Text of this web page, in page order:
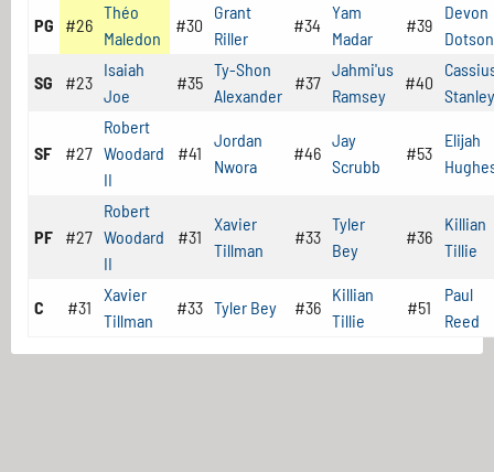
PG #26
Théo
Maledon
#30
Grant
Riller
#34
Yam
Madar
#39
Devon
Dotson
SG #23
Isaiah
Joe
#35
Ty-Shon
Alexander
#37
Jahmi'us
Ramsey
#40
Stanley
SF #27
Robert
Woodard
II
#41
Jordan
Nwora
#46
Jay
Scrubb
#53
Elijah
PF #27
Robert
Woodard
II
#31
Xavier
Tillman
#33
Tyler
Bey
#36
Killian
Tillie
C #31
Xavier
Tillman
#33 Tyler Bey #36
Killian
Tillie
#51
Paul
Reed